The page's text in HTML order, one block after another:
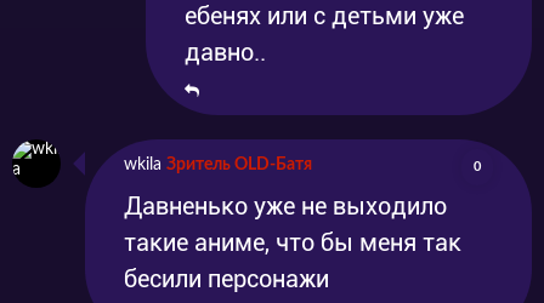
ебенях или с детьми уже
давно..
wkila Зритель OLD-Батя 0
Давненько уже не выходило
такие аниме, что бы меня так
бесили персонажи